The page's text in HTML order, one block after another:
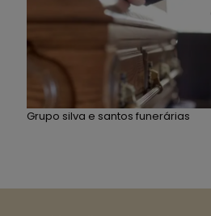
Grupo silva e santos funerárias